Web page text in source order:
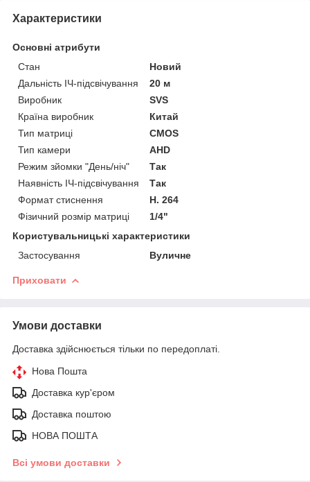
Характеристики
Основні атрибути
Стан
Новий
Дальність ІЧ-підсвічування
20 м
Виробник
SVS
Країна виробник
Китай
Тип матриці
CMOS
Тип камери
AHD
Режим зйомки "День/ніч"
Так
Наявність ІЧ-підсвічування
Так
Формат стиснення
H. 264
Фізичний розмір матриці
1/4"
Користувальницькі характеристики
Застосування
Вуличне
Приховати
Умови доставки
Доставка здійснюється тільки по передоплаті.
Нова Пошта
Доставка кур'єром
Доставка поштою
НОВА ПОШТА
Всі умови доставки